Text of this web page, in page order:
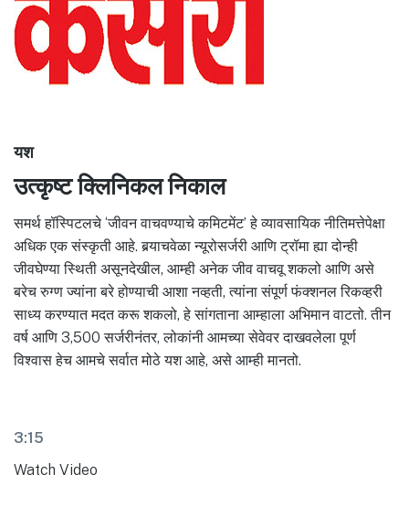
यश
उत्कृष्ट क्लिनिकल निकाल
समर्थ हॉस्पिटलचे ‘जीवन वाचवण्याचे कमिटमेंट’ हे व्यावसायिक नीतिमत्तेपेक्षा
अधिक एक संस्कृती आहे. बर्‍याचवेळा न्यूरोसर्जरी आणि ट्रॉमा ह्या दोन्ही
जीवघेण्या स्थिती असूनदेखील, आम्ही अनेक जीव वाचवू शकलो आणि असे
बरेच रुग्ण ज्यांना बरे होण्याची आशा नव्हती, त्यांना संपूर्ण फंक्शनल रिकव्हरी
साध्य करण्यात मदत करू शकलो, हे सांगताना आम्हाला अभिमान वाटतो. तीन
वर्ष आणि 3,500 सर्जरीनंतर, लोकांनी आमच्या सेवेवर दाखवलेला पूर्ण
विश्वास हेच आमचे सर्वात मोठे यश आहे, असे आम्ही मानतो.
3:15
Watch Video